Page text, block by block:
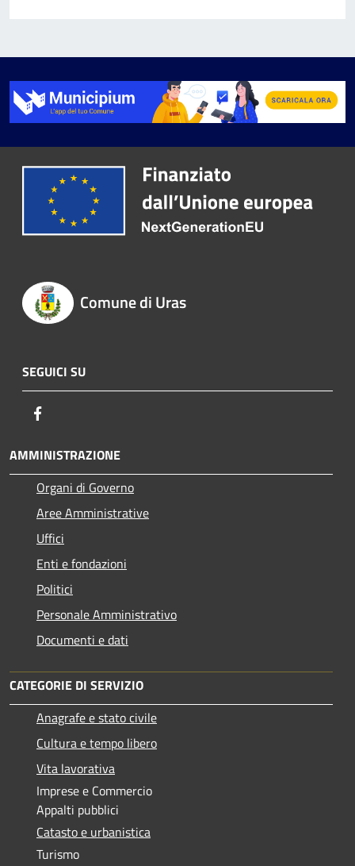
Comune di Uras
SEGUICI SU
AMMINISTRAZIONE
Organi di Governo
Aree Amministrative
Uffici
Enti e fondazioni
Politici
Personale Amministrativo
Documenti e dati
CATEGORIE DI SERVIZIO
Anagrafe e stato civile
Cultura e tempo libero
Vita lavorativa
Imprese e Commercio
Appalti pubblici
Catasto e urbanistica
Turismo